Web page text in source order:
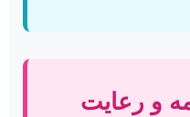
و رعایت